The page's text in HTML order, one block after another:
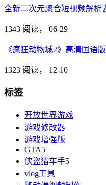
全新二次元聚合短视频解析
1343 阅读， 06-29
《疯狂动物城2》高清国语
1323 阅读， 12-10
标签
开放世界游戏
游戏修改器
游戏增强版
GTA5
侠盗猎车手5
vlog工具